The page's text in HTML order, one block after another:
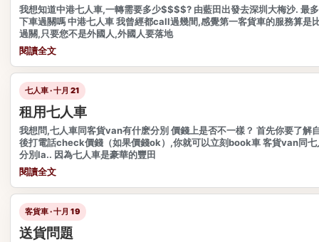
我想知道中港七人車,一轉需要多少$$$$? 由藍田出發去深圳大梅沙. 最
下車過關嗎 中港七人車 我曾經都call過幾間,感覺第一客貨車的服務算是
過關,只要您不是外國人,外國人要落地
閱讀全文
七人車 · 十月 21
租用七人車
我想問,七人車同客貨van有什麽分別 價錢上是否不一樣？ 首先你要了解
後打電話check價錢（如果價錢ok）,你就可以立刻book車 客貨van同七
分別la.. 因為七人車是豪華的豐田
閱讀全文
客貨車 · 十月 19
送貨問題